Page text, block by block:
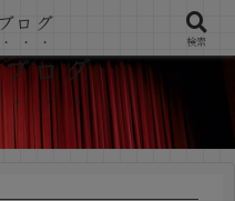
ログ
ログ
検索